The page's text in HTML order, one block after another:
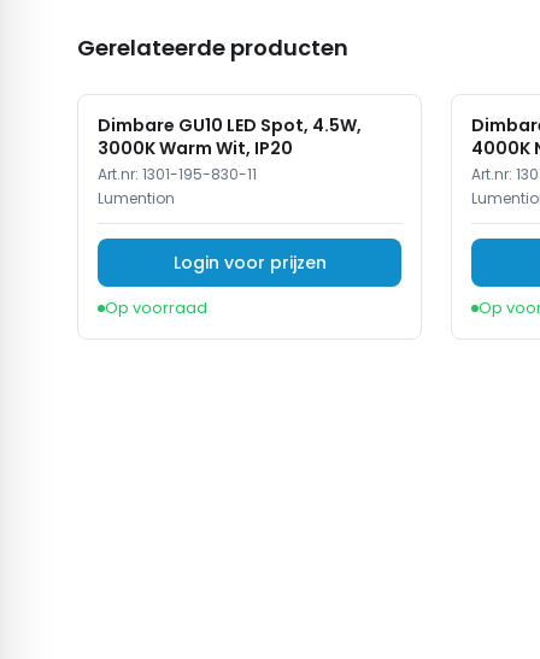
Gerelateerde producten
Dimbare GU10 LED Spot, 4.5W,
3000K Warm Wit, IP20
Art.nr: 1301-195-830-11
Lumention
Login voor prijzen
Op voorraad
4000K
Art.nr:
Op